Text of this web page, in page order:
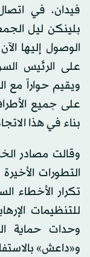
فيدان، في
بلينكن ليل
الوصول إليها
على الرئيس
ويقيم حواراً مع
على جميع
بناء في هذا
وقالت مصادر
التطورات
تكرار الأخطاء
للتنظيمات
وحدات حماية
و«داعش»